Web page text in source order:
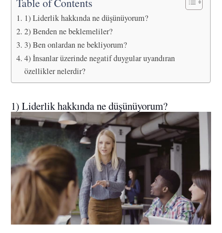
Table of Contents
1) Liderlik hakkında ne düşünüyorum?
2) Benden ne beklemeliler?
3) Ben onlardan ne bekliyorum?
4) İnsanlar üzerinde negatif duygular uyandıran
özellikler nelerdir?
1) Liderlik hakkında ne düşünüyorum?